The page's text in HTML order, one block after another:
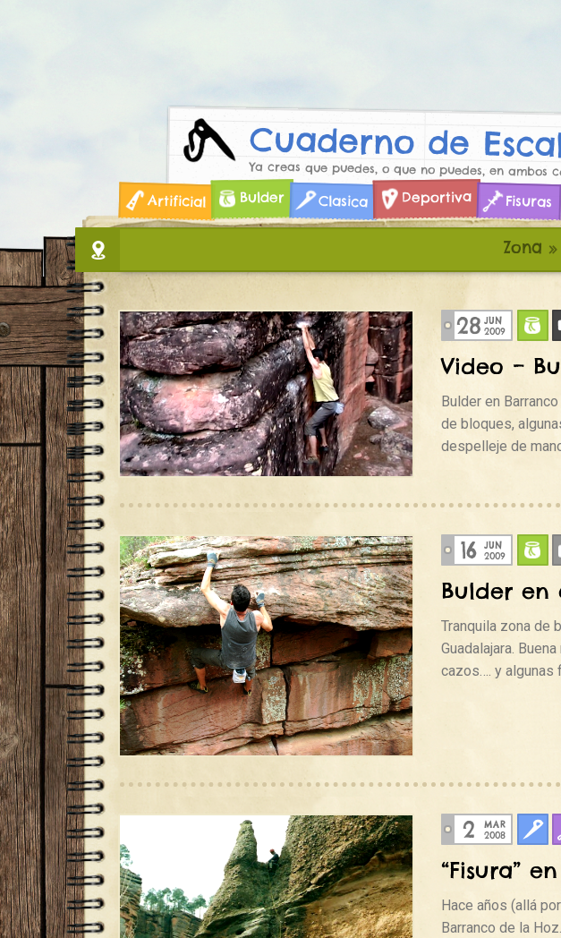
Cuaderno de
Ya creas que puedes, o que no puedes, en ambos
Artificial Bulder Clasica Deportiva Fisuras
Zona »
28 JUN
2009
Video –
Bulder en
de bloques,
despelleje de
16 JUN
2009
Bulder en
Tranquila zona de
Guadalajara.
cazos…. y algunas
2 MAR
2008
“Fisura”
Hace años (allá
Barranco de la